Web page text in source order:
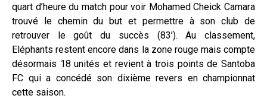
quart d’heure du match pour voir Mohamed Cheick Camara
trouvé le chemin du but et permettre à son club de
retrouver le goût du succès (83’). Au classement,
Eléphants restent encore dans la zone rouge mais compte
désormais 18 unités et revient à trois points de Santoba
FC qui a concédé son dixième revers en championnat
cette saison.